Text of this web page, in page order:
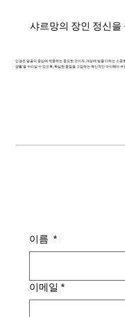
샤르망의 장인 정신을
안경은 얼굴의 중심에 착용하는 중요한 것이자, 개성에 빛을 더하는 소
생활'을 누리실 수 있도록, 확실한 품질을 고집하는 혁신적인 아이웨어 브
이름 *
이메일 *